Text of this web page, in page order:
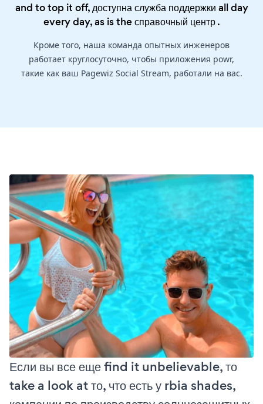
and to top it off, доступна служба поддержки all day
every day, as is theсправочный центр.
Кроме того, наша команда опытных инженеров
работает круглосуточно, чтобы приложения powr,
такие как ваш Pagewiz Social Stream, работали на вас.
Если вы все еще find it unbelievable, то
take a look at то, что есть у rbia shades,